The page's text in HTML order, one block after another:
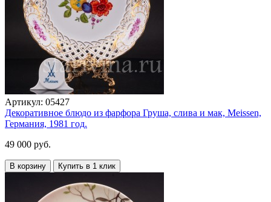
Артикул: 05427
Декоративное блюдо из фарфора Груша, слива и мак, Meissen,
Германия, 1981 год.
49 000 руб.
В корзину Купить в 1 клик